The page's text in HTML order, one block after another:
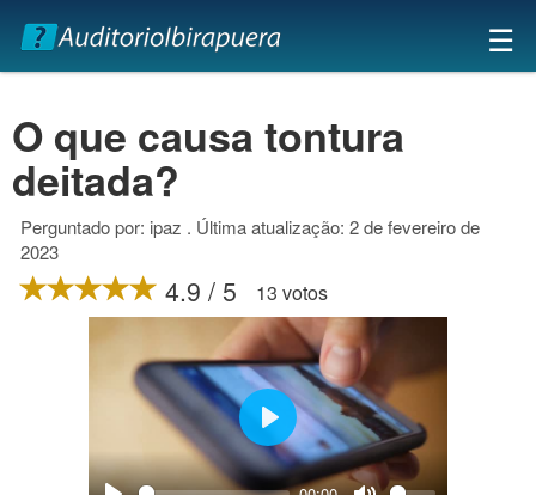
×
☰
O que causa tontura
deitada?
Perguntado por: ipaz . Última atualização: 2 de fevereiro de
2023
4.9 / 5 13 votos
Play